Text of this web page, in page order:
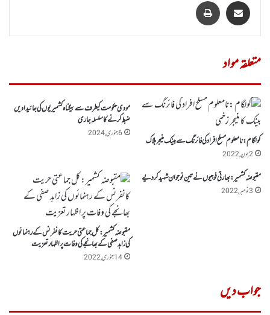
متعلقہ مواد
کولگام :نامعلوم مسلح افراد کی فائرنگ سے بینک منیجر ہلاک
2 جون, 2022
مودی حکومت کیطرف سے بیگناہ کشمیریوں کی جائیدادیں
ضبط کرنے کا سلسلہ جاری
6 جنوری, 2024
مقبوضہ کشمیر:بھارتی فوجیوں نے تین نوجوان شہید کر دیے
3 نومبر, 2022
مقبوضہ کشمیر:کل جماعتی حریت کانفرنس کے رہنمائوں
کی زاہد صفی کے بھانجے کی وفات پر اظہار تعزیت
14 جنوری, 2022
جواب دیں